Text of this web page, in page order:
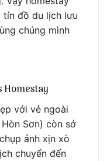
tín đồ du lịch lưu
chúng mình
Homestay
với vẻ ngoài
Sơn) còn sở
ảnh xịn xò
chuyển đến